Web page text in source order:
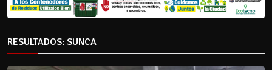
RESULTADOS: SUNCA